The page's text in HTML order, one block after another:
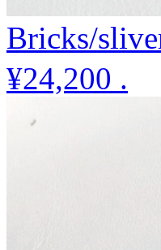
Bricks/
¥24,200 .